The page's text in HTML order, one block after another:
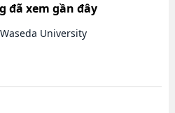
đã xem gần đây
Waseda University